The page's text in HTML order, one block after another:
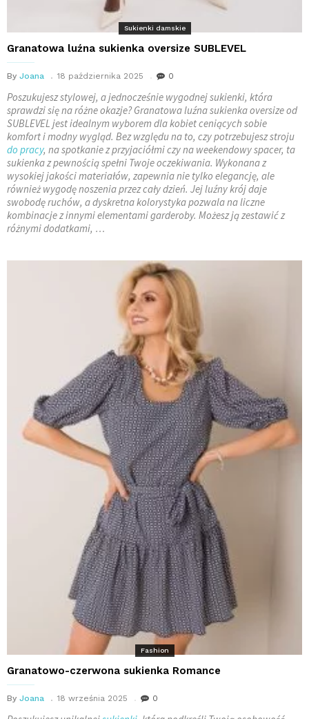
Sukienki damskie
Granatowa luźna sukienka oversize SUBLEVEL
By Joana 18 października 2025 0
Poszukujesz stylowej, a jednocześnie wygodnej sukienki, która
sprawdzi się na różne okazje? Granatowa luźna sukienka oversize od
SUBLEVEL jest idealnym wyborem dla kobiet ceniących sobie
komfort i modny wygląd. Bez względu na to, czy potrzebujesz stroju
do pracy, na spotkanie z przyjaciółmi czy na weekendowy spacer, ta
sukienka z pewnością spełni Twoje oczekiwania. Wykonana z
wysokiej jakości materiałów, zapewnia nie tylko elegancję, ale
również wygodę noszenia przez cały dzień. Jej luźny krój daje
swobodę ruchów, a dyskretna kolorystyka pozwala na liczne
kombinacje z innymi elementami garderoby. Możesz ją zestawić z
różnymi dodatkami, …
Fashion
Granatowo-czerwona sukienka Romance
By Joana 18 września 2025 0